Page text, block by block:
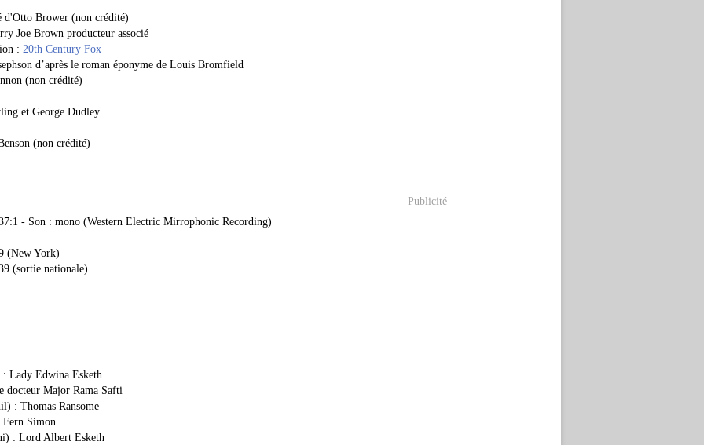
d'Otto Brower (non crédité)
Joe Brown producteur associé
: 20th Century Fox
d’après le roman éponyme de Louis Bromfield
(non crédité)
et George Dudley
(non crédité)
- Son : mono (Western Electric Mirrophonic Recording)
(New York)
(sortie nationale)
Lady Edwina Esketh
Major Rama Safti
: Thomas Ransome
Simon
: Lord Albert Esketh
Publicité